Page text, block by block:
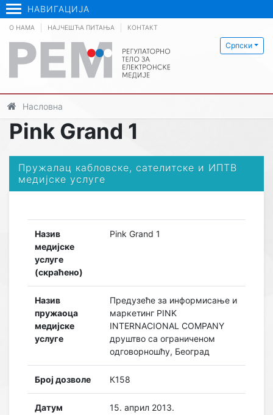
НАВИГАЦИЈА
Српски
О НАМА НАЈЧЕШЋА ПИТАЊА КОНТАКТ
Насловна
Pink Grand 1
Пружалац кабловске, сателитске и ИПТВ
медијске услуге
Назив
медијске
услуге
(скраћено)
Pink Grand 1
Назив
пружаоца
медијске
услуге
Предузеће за информисање и
маркетинг PINK
INTERNACIONAL COMPANY
друштво са ограниченом
одговорношћу, Београд
Број дозволе К158
Датум 15. април 2013.